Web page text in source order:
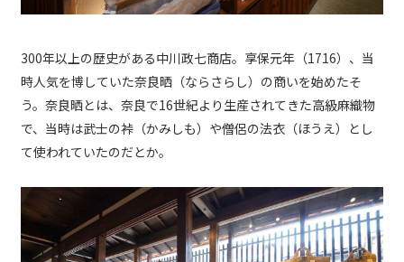
300年以上の歴史がある中川政七商店。享保元年（1716）、当
時人気を博していた奈良晒（ならさらし）の商いを始めたそ
う。奈良晒とは、奈良で16世紀より生産されてきた高級麻織物
で、当時は武士の裃（かみしも）や僧侶の法衣（ほうえ）とし
て使われていたのだとか。